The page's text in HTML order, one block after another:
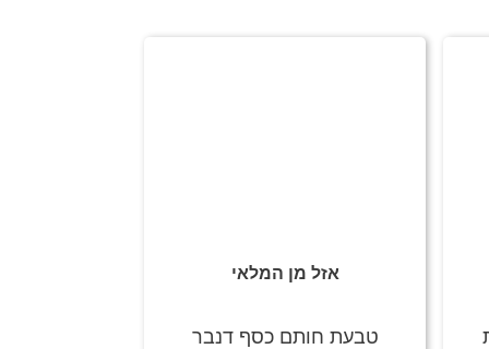
אזל מן המלאי
טבעת חותם כסף דנבר